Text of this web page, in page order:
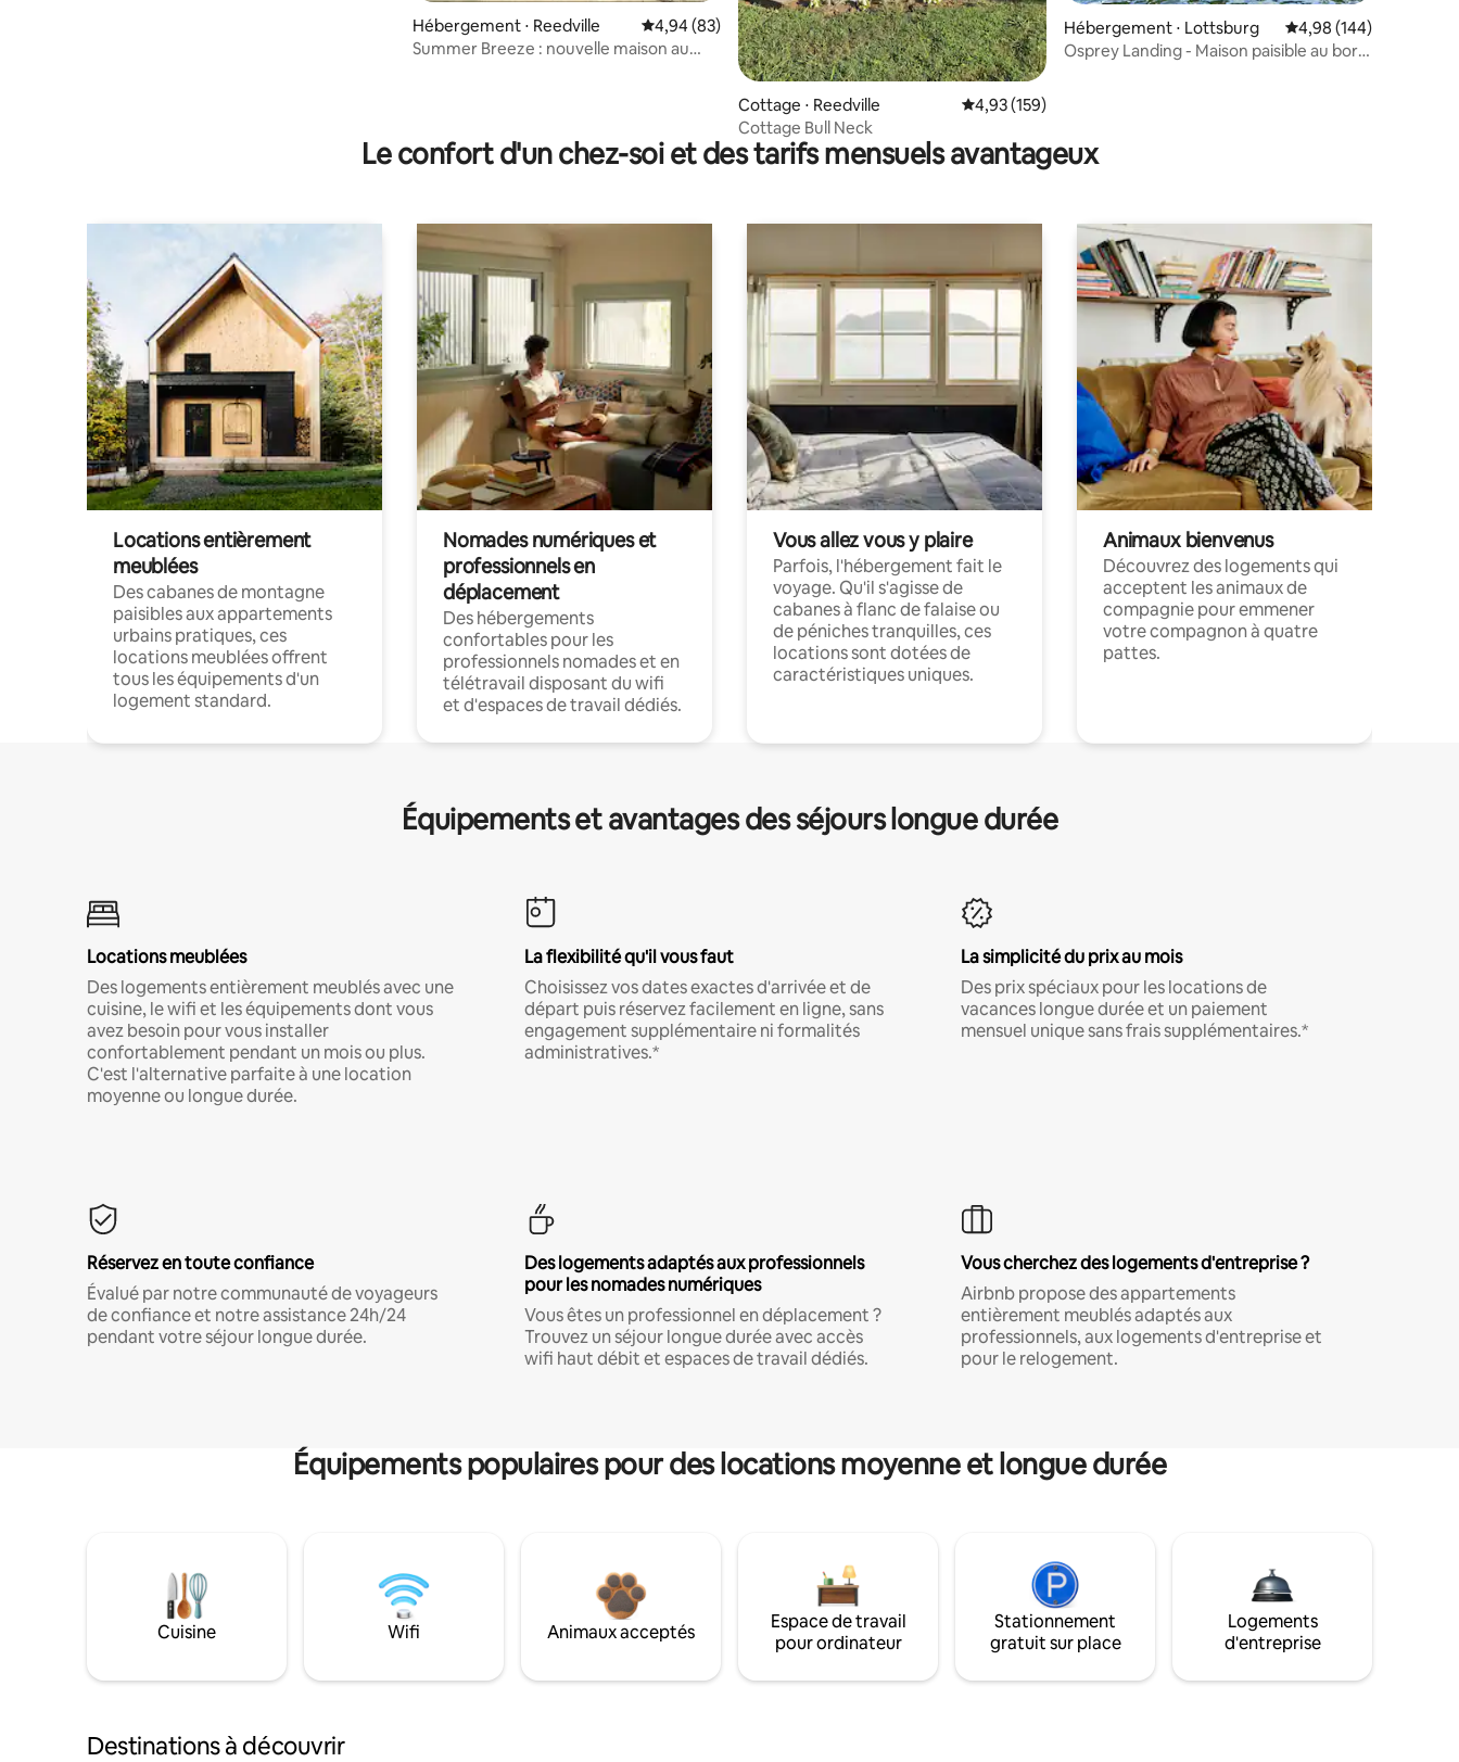
Hébergement ⋅ Reedville Évaluation moyenne sur la base de 83 commentaires : 4,94 sur 5
4,94 (83)
Summer Breeze : nouvelle maison au
Cottage ⋅ Reedville Évaluation moyenne sur la base de 159 commentaires : 4,93 sur 5
4,93 (159)
Cottage Bull Neck
Hébergement ⋅ Lottsburg Évaluation moyenne
4,98 (144)
Osprey Landing - Maison paisible au bord
Le confort d'un chez-soi et des tarifs mensuels avantageux
Locations entièrement
meublées
Des cabanes de montagne
paisibles aux appartements
urbains pratiques, ces
locations meublées offrent
tous les équipements d'un
logement standard.
Nomades numériques et
professionnels en
déplacement
Des hébergements
confortables pour les
professionnels nomades et en
télétravail disposant du wifi
et d'espaces de travail dédiés.
Vous allez vous y plaire
Parfois, l'hébergement fait le
voyage. Qu'il s'agisse de
cabanes à flanc de falaise ou
de péniches tranquilles, ces
locations sont dotées de
caractéristiques uniques.
Animaux bienvenus
Découvrez des logements qui
acceptent les animaux de
compagnie pour emmener
votre compagnon à quatre
pattes.
Équipements et avantages des séjours longue durée
Locations meublées
Des logements entièrement meublés avec une
cuisine, le wifi et les équipements dont vous
avez besoin pour vous installer
confortablement pendant un mois ou plus.
C'est l'alternative parfaite à une location
moyenne ou longue durée.
La flexibilité qu'il vous faut
Choisissez vos dates exactes d'arrivée et de
départ puis réservez facilement en ligne, sans
engagement supplémentaire ni formalités
administratives.*
La simplicité du prix au mois
Des prix spéciaux pour les locations de
vacances longue durée et un paiement
mensuel unique sans frais supplémentaires.*
Réservez en toute confiance
Évalué par notre communauté de voyageurs
de confiance et notre assistance 24h/24
pendant votre séjour longue durée.
Des logements adaptés aux professionnels
pour les nomades numériques
Vous êtes un professionnel en déplacement ?
Trouvez un séjour longue durée avec accès
wifi haut débit et espaces de travail dédiés.
Vous cherchez des logements d'entreprise ?
Airbnb propose des appartements
entièrement meublés adaptés aux
professionnels, aux logements d'entreprise et
pour le relogement.
Équipements populaires pour des locations moyenne et longue durée
Cuisine Wifi Animaux acceptés
Espace de travail
pour ordinateur
Stationnement
gratuit sur place
Logements
d'entreprise
Destinations à découvrir